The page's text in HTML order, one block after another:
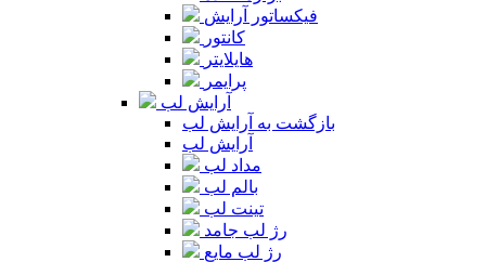
فیکساتور آرایش
کانتور
هایلایتر
پرایمر
آرایش لب
بازگشت به آرایش لب
آرایش لب
مداد لب
بالم لب
تینت لب
رژ لب جامد
رژ لب مایع